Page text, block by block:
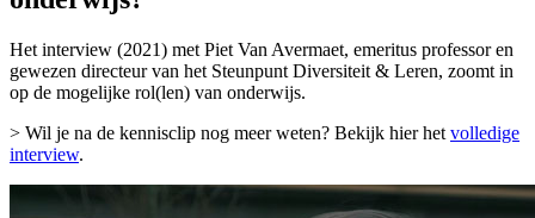
Het interview (2021) met Piet Van Avermaet, emeritus professor en
gewezen directeur van het Steunpunt Diversiteit & Leren, zoomt in
op de mogelijke rol(len) van onderwijs.
> Wil je na de kennisclip nog meer weten? Bekijk hier het volledige
interview.